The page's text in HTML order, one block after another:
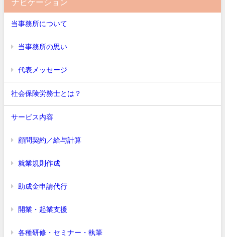
ナビゲーション
当事務所について
当事務所の思い
代表メッセージ
社会保険労務士とは？
サービス内容
顧問契約／給与計算
就業規則作成
助成金申請代行
開業・起業支援
各種研修・セミナー・執筆